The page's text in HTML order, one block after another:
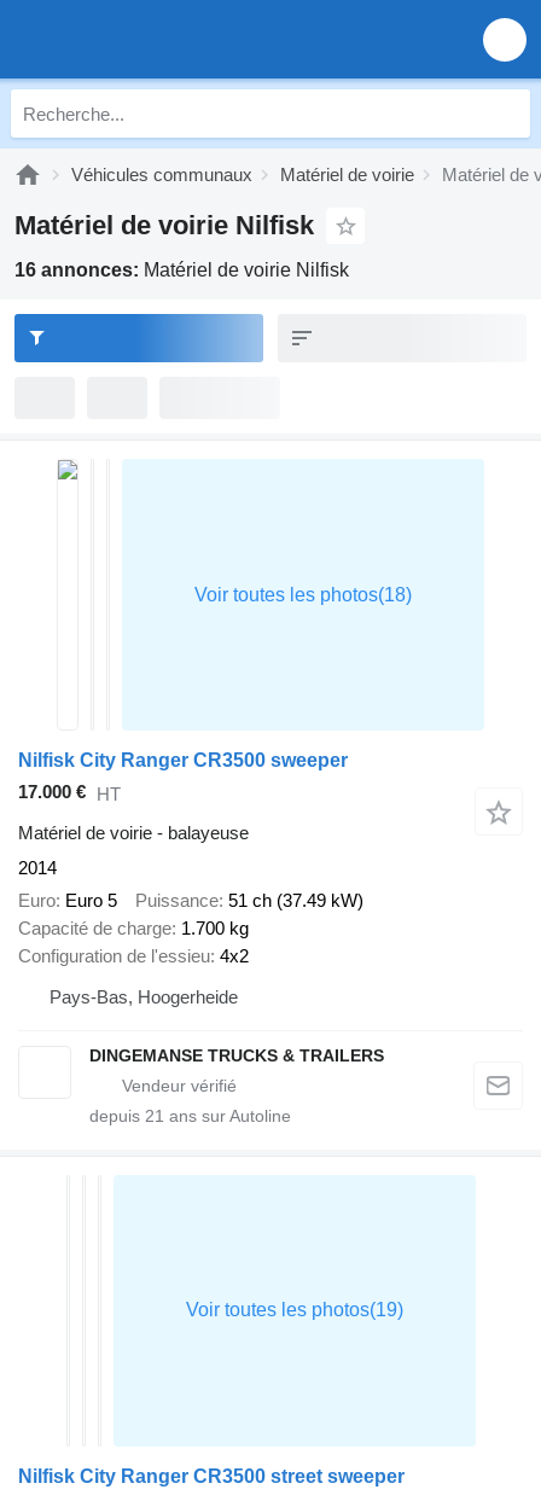
Véhicules communaux Matériel de voirie Matériel de
Matériel de voirie Nilfisk
16 annonces: Matériel de voirie Nilfisk
Nilfisk City Ranger CR3500 sweeper
17.000 € HT
Matériel de voirie - balayeuse
2014
Euro Euro 5 Puissance 51 ch (37.49 kW)
Capacité de charge 1.700 kg
Configuration de l'essieu 4x2
Pays-Bas, Hoogerheide
DINGEMANSE TRUCKS & TRAILERS
depuis 21 ans sur Autoline
Nilfisk City Ranger CR3500 street sweeper